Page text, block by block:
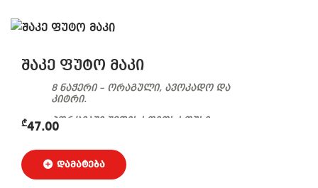
შაკე ფუტო მაკი
8 ნაჭერი – ორაგული, ავოკადო და
კიტრი.
პორციაში შედის სოიოს სოუსი,
ჯანჯაფილი და ვასაბი.
₾47.00